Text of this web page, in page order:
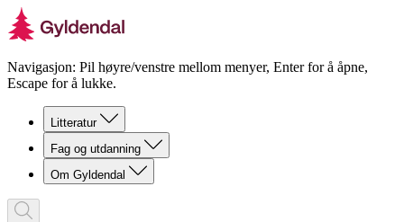
Navigasjon: Pil høyre/venstre mellom menyer, Enter for å åpne,
Escape for å lukke.
Litteratur
Fag og utdanning
Om Gyldendal